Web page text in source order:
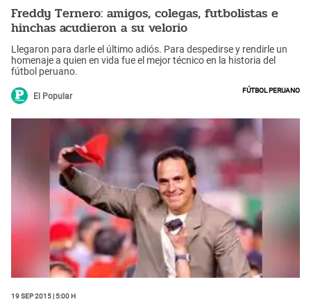
Freddy Ternero: amigos, colegas, futbolistas e
hinchas acudieron a su velorio
Llegaron para darle el último adiós. Para despedirse y rendirle un
homenaje a quien en vida fue el mejor técnico en la historia del
fútbol peruano.
El Popular
Fútbol peruano
19 Sep 2015 | 5:00 h